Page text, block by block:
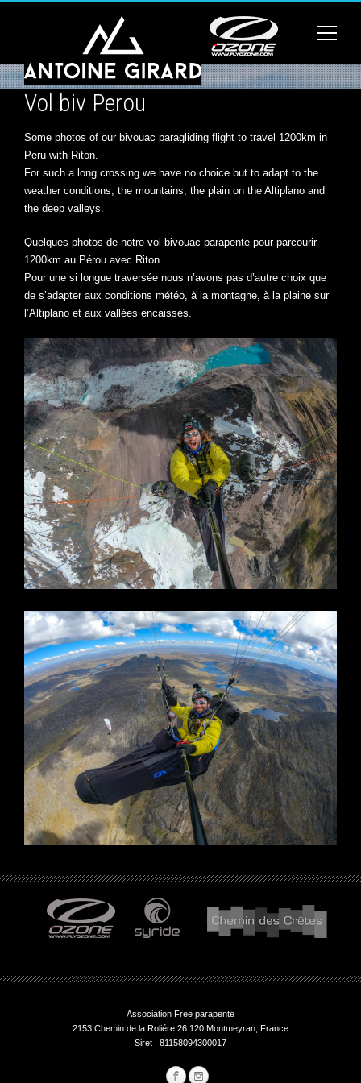
Vol biv Perou
Some photos of our bivouac paragliding flight to travel 1200km in
Peru with Riton.
For such a long crossing we have no choice but to adapt to the
weather conditions, the mountains, the plain on the Altiplano and
the deep valleys.
Quelques photos de notre vol bivouac parapente pour parcourir
1200km au Pérou avec Riton.
Pour une si longue traversée nous n’avons pas d’autre choix que
de s’adapter aux conditions météo, à la montagne, à la plaine sur
l’Altiplano et aux vallées encaissés.
Association Free parapente
2153 Chemin de la Roliére 26 120 Montmeyran, France
Siret : 81158094300017